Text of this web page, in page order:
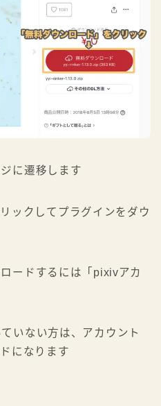
に遷移します
ックしてプラグインをダウ
ードするには「pixivアカ
いない方は、アカウント
になります